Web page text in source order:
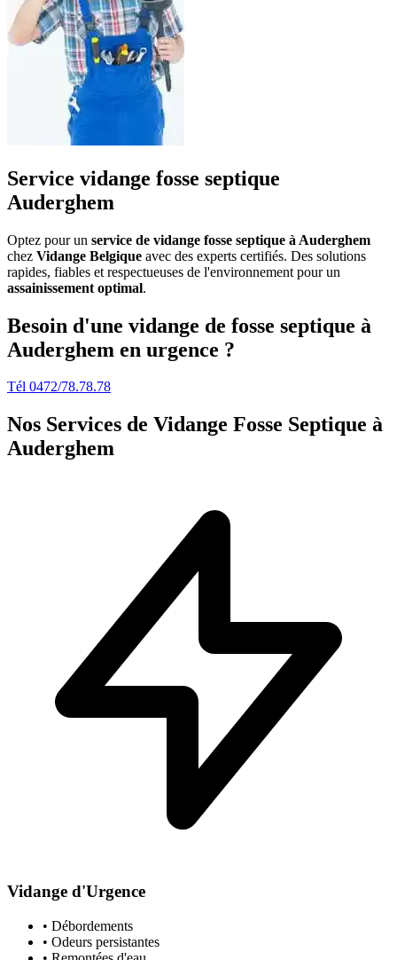
Service vidange fosse septique
Auderghem
Optez pour un service de vidange fosse septique à Auderghem
chez Vidange Belgique avec des experts certifiés. Des solutions
rapides, fiables et respectueuses de l'environnement pour un
assainissement optimal.
Besoin d'une vidange de fosse septique à
Auderghem en urgence ?
Tél 0472/78.78.78
Nos Services de Vidange Fosse Septique à
Auderghem
Vidange d'Urgence
• Débordements
• Odeurs persistantes